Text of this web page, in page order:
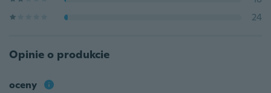
24
Opinie o produkcie
oceny